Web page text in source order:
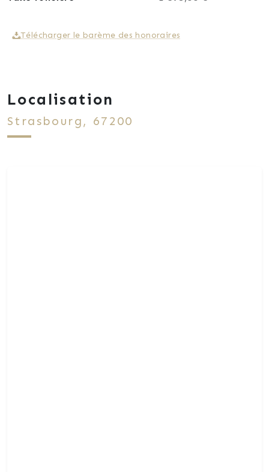
Télécharger le barème des honoraires
Localisation
Strasbourg, 67200